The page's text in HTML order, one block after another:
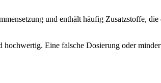
und enthält häufig Zusatzstoffe,
Eine falsche Dosierung oder